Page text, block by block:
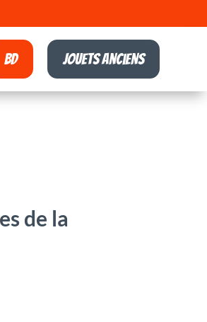
BD Jouets anciens
de la